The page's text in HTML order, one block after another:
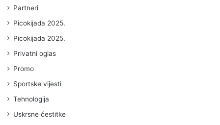
Partneri
Picokijada 2025.
Picokijada 2025.
Privatni oglas
Promo
Sportske vijesti
Tehnologija
Uskrsne čestitke